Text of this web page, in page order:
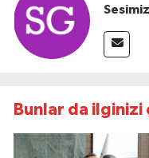
Bunlar da ilginizi